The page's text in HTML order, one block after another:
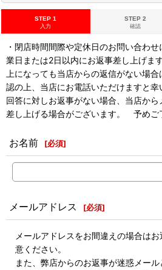
STEP 1
入力
STEP 2
確認
・閉店時間間際や定休日のお問い合わ
業日または2日以内にお返事差し上げま
上になっても当店からの返信がない場
認の上、当店にお電話いただけますと
回答に対しお返事がない場合、当店か
差し上げる場合がございます。 予めご
お名前 [必須]
メールアドレス [必須]
メールアドレスをお間違えの場合は
意ください。
また、弊店からのお返事が迷惑メー